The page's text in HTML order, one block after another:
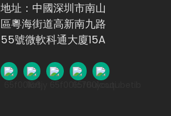
地址：中國深圳市南山
區粵海街道高新南九路
55號微軟科通大廈15A